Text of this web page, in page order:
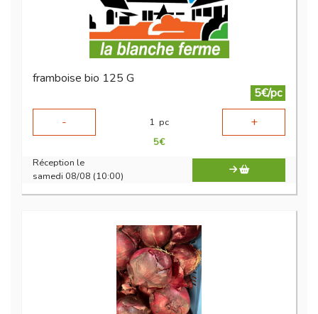
framboise bio 125 G
5€/pc
-
1 pc +
5€
Réception le
samedi 08/08 (10:00)